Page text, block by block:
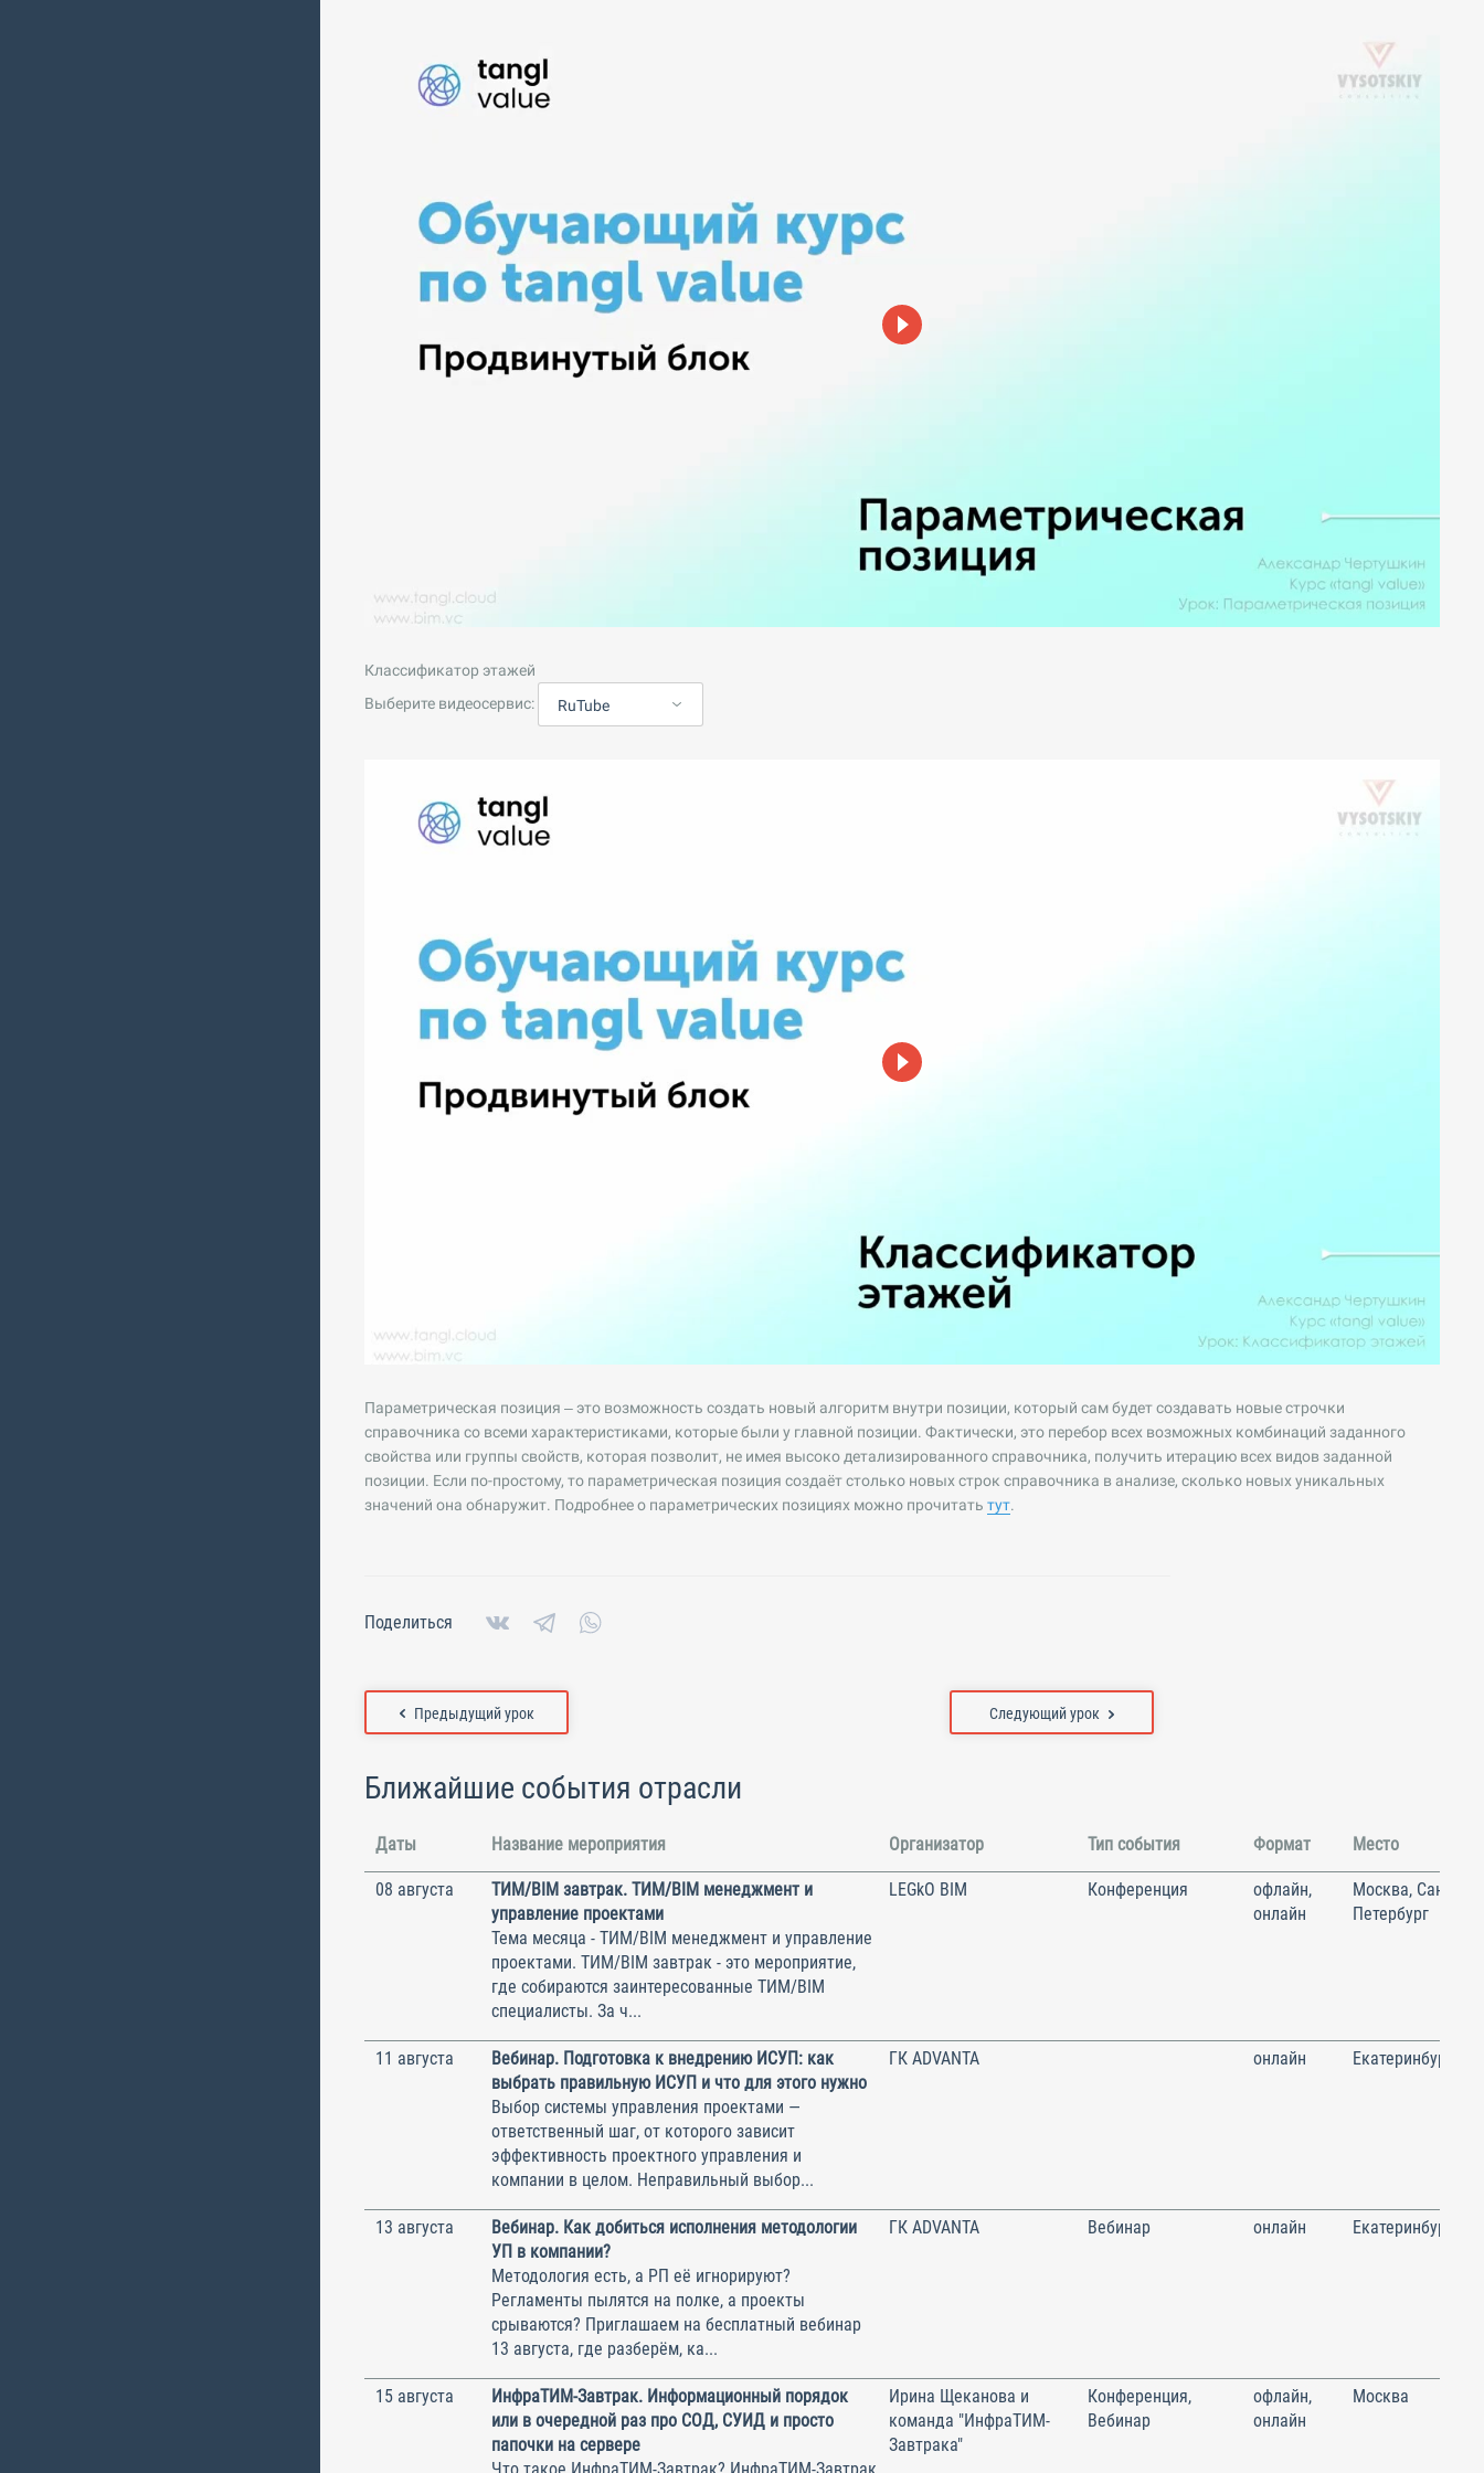
Классификатор этажей
Выберите видеосервис:
RuTube
Параметрическая позиция – это возможность создать новый алгоритм внутри позиции, который сам будет создавать новые строчки
справочника со всеми характеристиками, которые были у главной позиции. Фактически, это перебор всех возможных комбинаций заданного
свойства или группы свойств, которая позволит, не имея высоко детализированного справочника, получить итерацию всех видов заданной
позиции. Если по-простому, то параметрическая позиция создаёт столько новых строк справочника в анализе, сколько новых уникальных
значений она обнаружит. Подробнее о параметрических позициях можно прочитать тут.
Поделиться
Предыдущий урок Следующий урок
Ближайшие события отрасли
Даты Название мероприятия Организатор Тип события Формат Место
08 августа
ТИМ/BIM завтрак. ТИМ/BIM менеджмент и
управление проектами
Тема месяца - ТИМ/BIM менеджмент и управление
проектами. ТИМ/BIM завтрак - это мероприятие,
где собираются заинтересованные ТИМ/BIM
специалисты. За ч...
LEGkO BIM Конференция
офлайн,
онлайн
Москва, Санкт-
Петербург
11 августа
Вебинар. Подготовка к внедрению ИСУП: как
выбрать правильную ИСУП и что для этого нужно
Выбор системы управления проектами —
ответственный шаг, от которого зависит
эффективность проектного управления и
компании в целом. Неправильный выбор...
ГК ADVANTA онлайн Екатеринбург
13 августа
Вебинар. Как добиться исполнения методологии
УП в компании?
Методология есть, а РП её игнорируют?
Регламенты пылятся на полке, а проекты
срываются? Приглашаем на бесплатный вебинар
13 августа, где разберём, ка...
ГК ADVANTA Вебинар онлайн Екатеринбург
15 августа
ИнфраТИМ-Завтрак. Информационный порядок
или в очередной раз про СОД, СУИД и просто
папочки на сервере
Ирина Щеканова и
команда "ИнфраТИМ-
Завтрака"
Конференция,
Вебинар
офлайн,
онлайн
Москва